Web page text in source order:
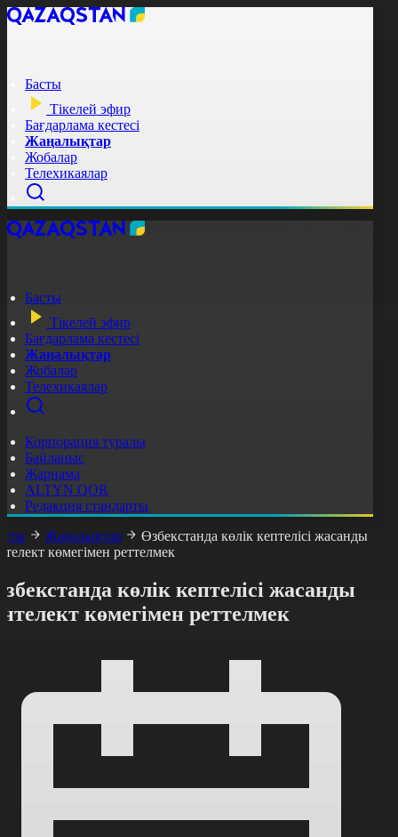
Басты
Тікелей эфир
Бағдарлама кестесі
Жаңалықтар
Жобалар
Телехикаялар
Басты
Тікелей эфир
Бағдарлама кестесі
Жаңалықтар
Жобалар
Телехикаялар
Корпорация туралы
Байланыс
Жарнама
ALTYN QOR
Редакция стандарты
Жаңалықтар
Өзбекстанда көлік кептелісі жасанды
көмегімен реттелмек
көлік кептелісі жасанды
көмегімен реттелмек